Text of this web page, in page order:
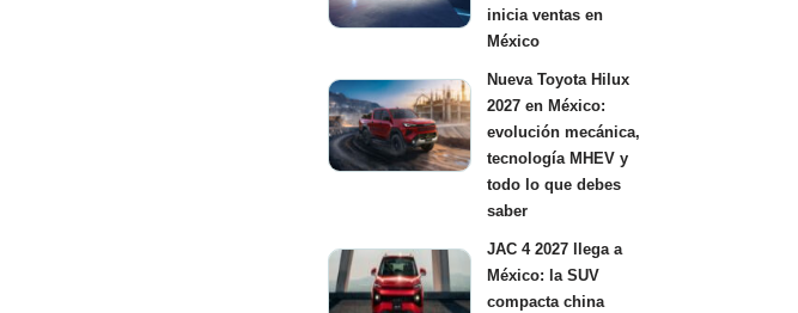
inicia ventas en
México
Nueva Toyota Hilux
2027 en México:
evolución mecánica,
tecnología MHEV y
todo lo que debes
saber
JAC 4 2027 llega a
México: la SUV
compacta china